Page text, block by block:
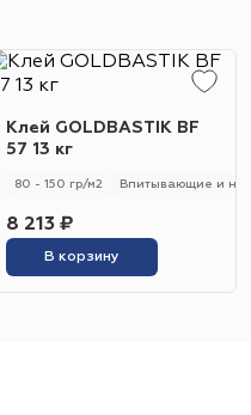
250 - 280 гр/м2 Универсальный
Клей GOLDBASTIK BF
57 13 кг
80 - 150 гр/м2 Впитывающие и не
8 213 ₽
В корзину